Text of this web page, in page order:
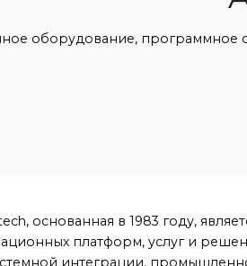
оборудование, программное
основанная в 1983 году,
платформ, услуг и
интеграции,